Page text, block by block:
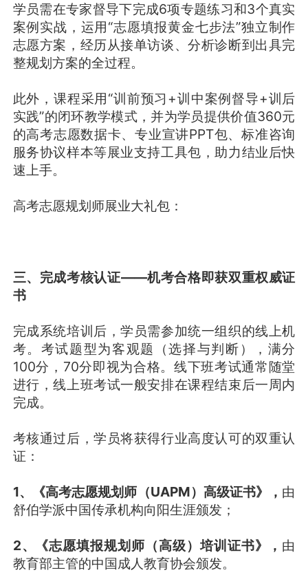
学员需在专家督导下完成6项专题练习和3个真实
案例实战，运用“志愿填报黄金七步法”独立制作
志愿方案，经历从接单访谈、分析诊断到出具完
整规划方案的全过程。
此外，课程采用“训前预习+训中案例督导+训后
实践”的闭环教学模式，并为学员提供价值360元
的高考志愿数据卡、专业宣讲PPT包、标准咨询
服务协议样本等展业支持工具包，助力结业后快
速上手。
高考志愿规划师展业大礼包：
三、完成考核认证——机考合格即获双重权威证
书
完成系统培训后，学员需参加统一组织的线上机
考。考试题型为客观题（选择与判断），满分
100分，70分即视为合格。线下班考试通常随堂
进行，线上班考试一般安排在课程结束后一周内
完成。
考核通过后，学员将获得行业高度认可的双重认
证：
1、《高考志愿规划师（UAPM）高级证书》， 由
舒伯学派中国传承机构向阳生涯颁发；
2、《志愿填报规划师（高级）培训证书》， 由
教育部主管的中国成人教育协会颁发。